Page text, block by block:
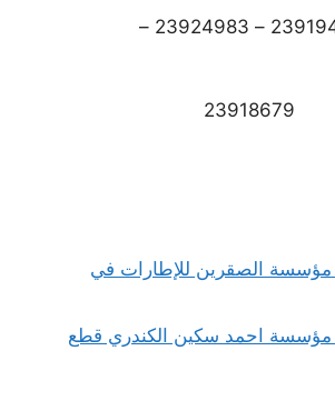
23919421 –
23918679
مؤسسة الصقرين للإطارات في
مؤسسة احمد سكين الكندري قطع